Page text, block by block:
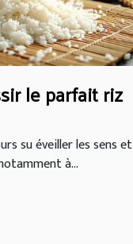
le parfait riz
su éveiller les sens et
à...